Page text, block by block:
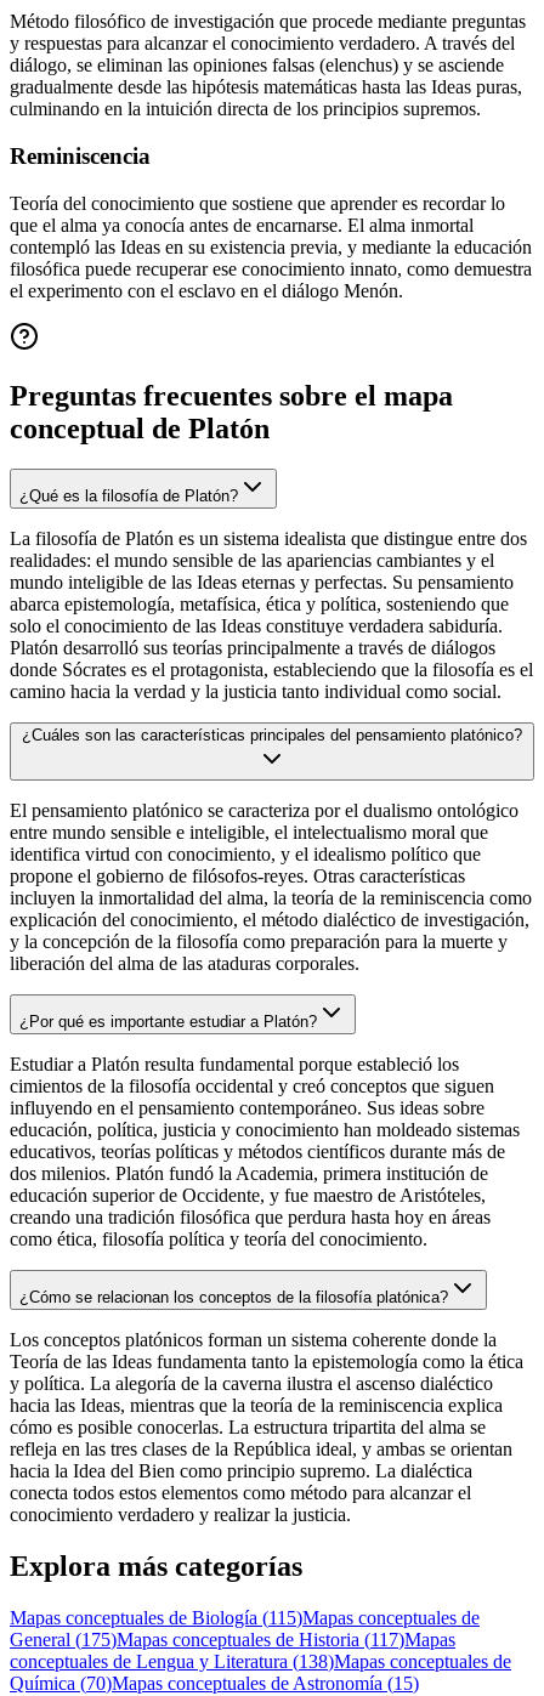
Método filosófico de investigación que procede mediante preguntas
y respuestas para alcanzar el conocimiento verdadero. A través del
diálogo, se eliminan las opiniones falsas (elenchus) y se asciende
gradualmente desde las hipótesis matemáticas hasta las Ideas puras,
culminando en la intuición directa de los principios supremos.
Reminiscencia
Teoría del conocimiento que sostiene que aprender es recordar lo
que el alma ya conocía antes de encarnarse. El alma inmortal
contempló las Ideas en su existencia previa, y mediante la educación
filosófica puede recuperar ese conocimiento innato, como demuestra
el experimento con el esclavo en el diálogo Menón.
Preguntas frecuentes sobre el mapa
conceptual de Platón
¿Qué es la filosofía de Platón?
La filosofía de Platón es un sistema idealista que distingue entre dos
realidades: el mundo sensible de las apariencias cambiantes y el
mundo inteligible de las Ideas eternas y perfectas. Su pensamiento
abarca epistemología, metafísica, ética y política, sosteniendo que
solo el conocimiento de las Ideas constituye verdadera sabiduría.
Platón desarrolló sus teorías principalmente a través de diálogos
donde Sócrates es el protagonista, estableciendo que la filosofía es el
camino hacia la verdad y la justicia tanto individual como social.
¿Cuáles son las características principales del pensamiento platónico?
El pensamiento platónico se caracteriza por el dualismo ontológico
entre mundo sensible e inteligible, el intelectualismo moral que
identifica virtud con conocimiento, y el idealismo político que
propone el gobierno de filósofos-reyes. Otras características
incluyen la inmortalidad del alma, la teoría de la reminiscencia como
explicación del conocimiento, el método dialéctico de investigación,
y la concepción de la filosofía como preparación para la muerte y
liberación del alma de las ataduras corporales.
¿Por qué es importante estudiar a Platón?
Estudiar a Platón resulta fundamental porque estableció los
cimientos de la filosofía occidental y creó conceptos que siguen
influyendo en el pensamiento contemporáneo. Sus ideas sobre
educación, política, justicia y conocimiento han moldeado sistemas
educativos, teorías políticas y métodos científicos durante más de
dos milenios. Platón fundó la Academia, primera institución de
educación superior de Occidente, y fue maestro de Aristóteles,
creando una tradición filosófica que perdura hasta hoy en áreas
como ética, filosofía política y teoría del conocimiento.
¿Cómo se relacionan los conceptos de la filosofía platónica?
Los conceptos platónicos forman un sistema coherente donde la
Teoría de las Ideas fundamenta tanto la epistemología como la ética
y política. La alegoría de la caverna ilustra el ascenso dialéctico
hacia las Ideas, mientras que la teoría de la reminiscencia explica
cómo es posible conocerlas. La estructura tripartita del alma se
refleja en las tres clases de la República ideal, y ambas se orientan
hacia la Idea del Bien como principio supremo. La dialéctica
conecta todos estos elementos como método para alcanzar el
conocimiento verdadero y realizar la justicia.
Explora más categorías
Mapas conceptuales de Biología (115)Mapas conceptuales de
General (175)Mapas conceptuales de Historia (117)Mapas
conceptuales de Lengua y Literatura (138)Mapas conceptuales de
Química (70)Mapas conceptuales de Astronomía (15)